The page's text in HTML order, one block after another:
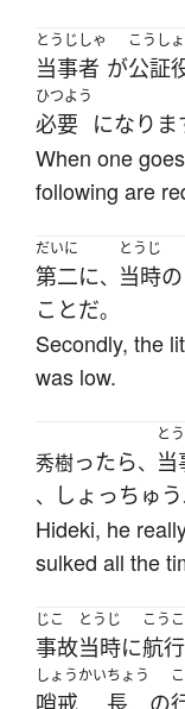
とうじしゃ
当事者 が
こうし
公証
ひつよう
必要 になりま
When one
following are
だいに
第二に、
とうじ
当時の
ことだ。
Secondly, the
was low.
秀樹ったら、
と
当
、 しょっちゅう
Hideki, he
sulked all the
じこ
事故
とうじ
当時に
こう
航行
しょうかい
哨戒
ちょう
長 の